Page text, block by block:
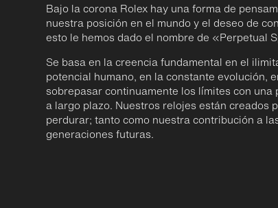
Bajo la corona Rolex hay una forma de
nuestra posición en el mundo y el deseo de
esto le hemos dado el nombre de «Perpetual
Se basa en la creencia fundamental en el
potencial humano, en la constante evolución,
sobrepasar continuamente los límites con una
a largo plazo. Nuestros relojes están creados
perdurar; tanto como nuestra contribución a
generaciones futuras.